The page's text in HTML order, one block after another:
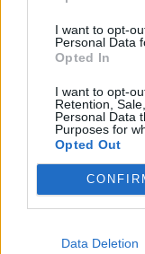
I want to opt-
Personal Data
Opted In
I want to opt-
Retention,
Personal Data
Purposes for
Opted Out
Data Deletion
Savo
emocijas:
Žmonės